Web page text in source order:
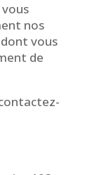
nos
vous
de